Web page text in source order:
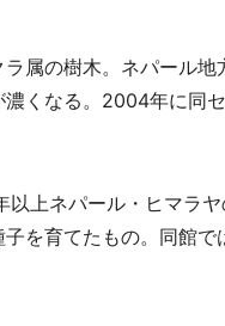
属の樹木。ネパール地
くなる。2004年に同
上ネパール・ヒマラ
を育てたもの。同館